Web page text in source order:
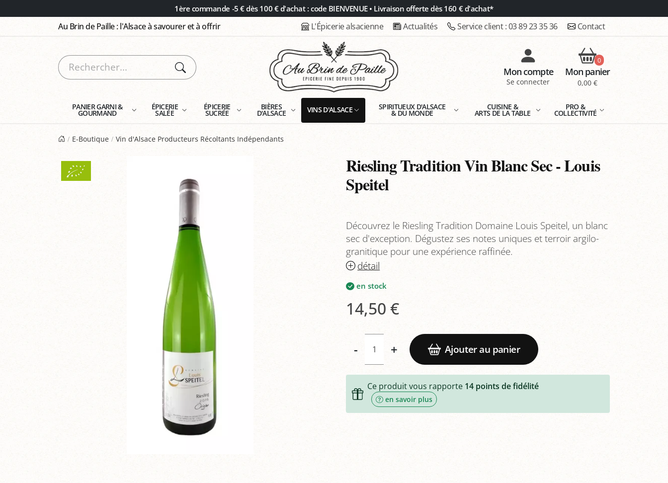
1ère commande -5 € dès 100 € d'achat : code BIENVENUE • Livraison offerte dès 160 € d'achat*
Au Brin de Paille : l'Alsace à savourer et à offrir L'Épicerie alsacienne Actualités Service client :03 89 23 35 36 Contact
Mon compte
Se connecter
0
Mon panier
0,00 €
PANIER GARNI &
GOURMAND
ÉPICERIE
SALÉE
ÉPICERIE
SUCRÉE
BIÈRES
D'ALSACE VINS D'ALSACE SPIRITUEUX D'ALSACE
& DU MONDE
CUISINE &
ARTS DE LA TABLE
PRO &
COLLECTIVITÉ
E-Boutique Vin d'Alsace Producteurs Récoltants Indépendants
Riesling Tradition Vin Blanc Sec - Louis
Speitel
Découvrez le Riesling Tradition Domaine Louis Speitel, un blanc
sec d'exception. Dégustez ses notes uniques et terroir argilo-
granitique pour une expérience raffinée.
détail
en stock
14,50 €
- + Ajouter au panier
Ce produit vous rapporte 14 points de fidélité
en savoir plus